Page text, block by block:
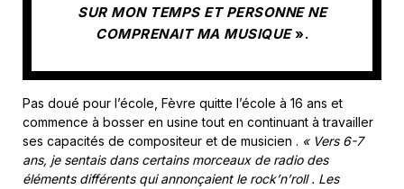
SUR MON TEMPS ET PERSONNE NE
COMPRENAIT MA MUSIQUE».
Pas doué pour l’école, Fèvre quitte l’école à 16 ans et
commence à bosser en usine tout en continuant à travailler
ses capacités de compositeur et de musicien . « Vers 6-7
ans, je sentais dans certains morceaux de radio des
éléments différents qui annonçaient le rock’n’roll . Les